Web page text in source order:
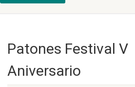
Patones Festival V
Aniversario